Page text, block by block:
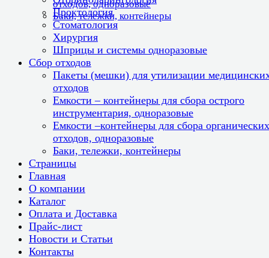
отходов, одноразовые
Баки, тележки, контейнеры
Проктология
Стоматология
Хирургия
Шприцы и системы одноразовые
Сбор отходов
Пакеты (мешки) для утилизации
отходов
Емкости – контейнеры для сбора острого
инструментария, одноразовые
Емкости –контейнеры для сбора органических
отходов, одноразовые
Баки, тележки, контейнеры
Страницы
Главная
О компании
Каталог
Оплата и Доставка
Прайс-лист
Новости и Статьи
Контакты